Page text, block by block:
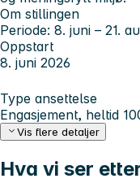
Om stillingen
Periode: 8. juni – 21.
Oppstart
8. juni 2026
Type ansettelse
Engasjement, heltid
Vis flere detaljer
Hva vi ser